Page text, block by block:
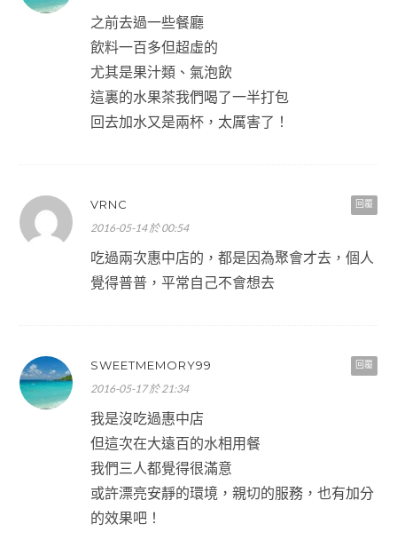
之前去過一些餐廳
飲料一百多但超虛的
尤其是果汁類、氣泡飲
這裏的水果茶我們喝了一半打包
回去加水又是兩杯，太厲害了！
回覆
VRNC
2016-05-14 於 00:54
吃過兩次惠中店的，都是因為聚會才去，個人
覺得普普，平常自己不會想去
回覆
SWEETMEMORY99
2016-05-17 於 21:34
我是沒吃過惠中店
但這次在大遠百的水相用餐
我們三人都覺得很滿意
或許漂亮安靜的環境，親切的服務，也有加分
的效果吧！